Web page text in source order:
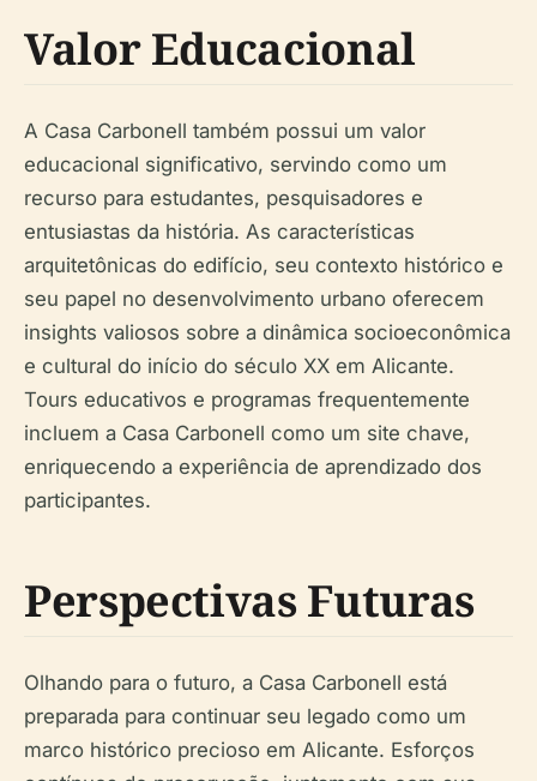
Valor Educacional
A Casa Carbonell também possui um valor
educacional significativo, servindo como um
recurso para estudantes, pesquisadores e
entusiastas da história. As características
arquitetônicas do edifício, seu contexto histórico e
seu papel no desenvolvimento urbano oferecem
insights valiosos sobre a dinâmica socioeconômica
e cultural do início do século XX em Alicante.
Tours educativos e programas frequentemente
incluem a Casa Carbonell como um site chave,
enriquecendo a experiência de aprendizado dos
participantes.
Perspectivas Futuras
Olhando para o futuro, a Casa Carbonell está
preparada para continuar seu legado como um
marco histórico precioso em Alicante. Esforços